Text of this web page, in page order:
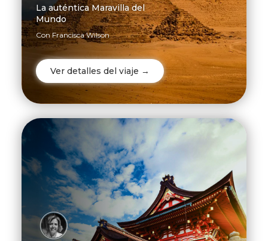
La auténtica Maravilla del
Mundo
Con Francisca Wilson
Ver detalles del viaje →